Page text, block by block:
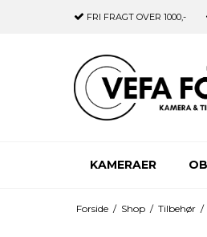
FRI FRAGT OVER 1000,-
KAMERAER
Forside / Shop / Tilbehør /